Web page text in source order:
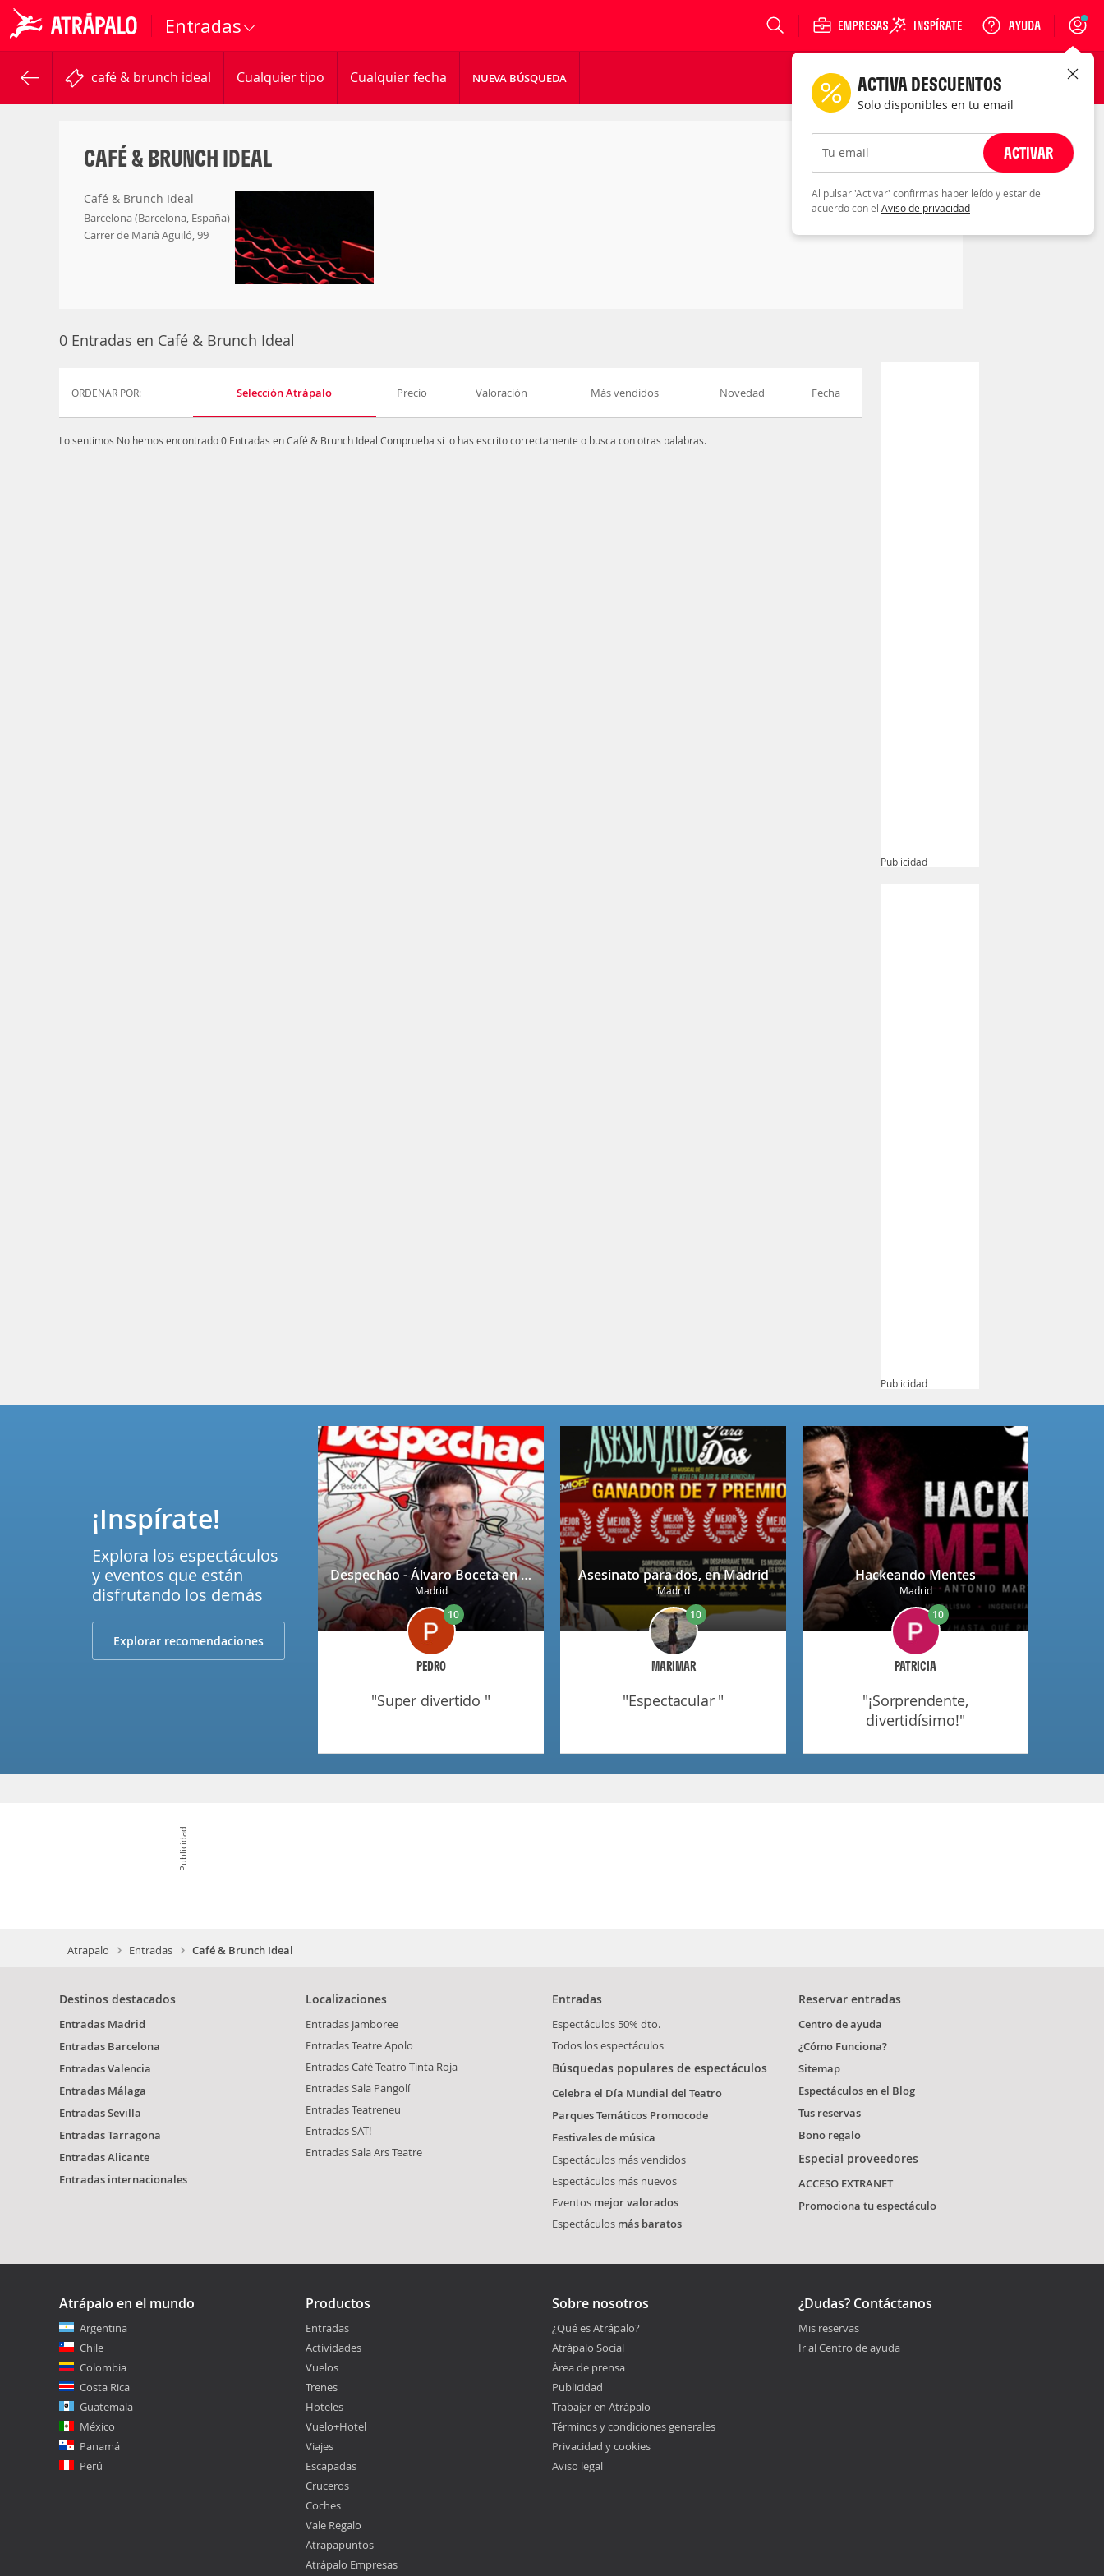
Entradas Login
café & brunch ideal Cualquier tipo Cualquier fecha NUEVA BÚSQUEDA
CAFÉ & BRUNCH IDEAL
Café & Brunch Ideal
Barcelona (Barcelona, España)
Carrer de Marià Aguiló, 99
0 Entradas en Café & Brunch Ideal
ORDENAR POR: Selección Atrápalo Precio Valoración Más vendidos Novedad Fecha
Lo sentimos No hemos encontrado 0 Entradas en Café & Brunch Ideal Comprueba si lo has escrito correctamente o busca con otras palabras.
Publicidad
Publicidad
Despechao - Álvaro Boceta en Madrid
Madrid
PEDRO
10
"super divertido "
Asesinato para dos, en Madrid
Madrid
MARIMAR
10
"espectacular "
Hackeando Mentes
Madrid
PATRICIA
10
"¡sorprendente,
divertidísimo!"
¡Inspírate!
Explora los espectáculos
y eventos que están
disfrutando los demás
Explorar recomendaciones
Publicidad
Atrapalo Entradas Café & Brunch Ideal
Destinos destacados
Entradas Madrid
Entradas Barcelona
Entradas Valencia
Entradas Málaga
Entradas Sevilla
Entradas Tarragona
Entradas Alicante
Entradas internacionales
Localizaciones
Entradas Jamboree
Entradas Teatre Apolo
Entradas Café Teatro Tinta Roja
Entradas Sala Pangolí
Entradas Teatreneu
Entradas SAT!
Entradas Sala Ars Teatre
Entradas
Espectáculos 50% dto.
Todos los espectáculos
Búsquedas populares de espectáculos
Celebra el Día Mundial del Teatro
Parques Temáticos Promocode
Festivales de música
Espectáculos más vendidos
Espectáculos más nuevos
Eventos mejor valorados
Espectáculos más baratos
Reservar entradas
Centro de ayuda
¿Cómo Funciona?
Sitemap
Espectáculos en el Blog
Tus reservas
Bono regalo
Especial proveedores
ACCESO EXTRANET
Promociona tu espectáculo
Atrápalo en el mundo
Argentina
Chile
Colombia
Costa Rica
Guatemala
México
Panamá
Perú
Productos
Entradas
Actividades
Vuelos
Trenes
Hoteles
Vuelo+Hotel
Viajes
Escapadas
Cruceros
Coches
Vale Regalo
Atrapapuntos
Atrápalo Empresas
Sobre nosotros
¿Qué es Atrápalo?
Atrápalo Social
Área de prensa
Publicidad
Trabajar en Atrápalo
Términos y condiciones generales
Privacidad y cookies
Aviso legal
¿Dudas? Contáctanos
Mis reservas
Ir al Centro de ayuda
ACTIVA DESCUENTOS
Solo disponibles en tu email
Tu email ACTIVAR
Al pulsar 'Activar' confirmas haber leído y estar de
acuerdo con el Aviso de privacidad